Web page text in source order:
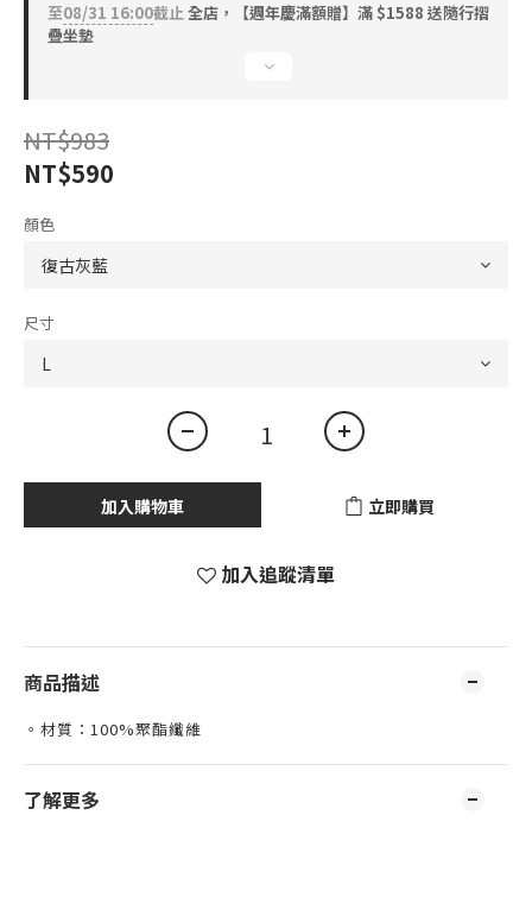
至08/31 16:00截止全店，【週年慶滿額贈】滿 $1588 送隨行摺
疊坐墊
NT$983
NT$590
顏色
尺寸
加入購物車 立即購買
加入追蹤清單
商品描述
。材質：100%聚酯纖維
了解更多